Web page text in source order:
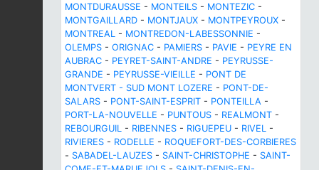
MONTDURAUSSE - MONTEILS - MONTEZIC -
MONTGAILLARD - MONTJAUX - MONTPEYROUX -
MONTREAL - MONTREDON-LABESSONNIE -
OLEMPS - ORIGNAC - PAMIERS - PAVIE - PEYRE EN
AUBRAC - PEYRET-SAINT-ANDRE - PEYRUSSE-
GRANDE - PEYRUSSE-VIEILLE - PONT DE
MONTVERT - SUD MONT LOZERE - PONT-DE-
SALARS - PONT-SAINT-ESPRIT - PONTEILLA -
PORT-LA-NOUVELLE - PUNTOUS - REALMONT -
REBOURGUIL - RIBENNES - RIGUEPEU - RIVEL -
RIVIERES - RODELLE - ROQUEFORT-DES-CORBIERES
- SABADEL-LAUZES - SAINT-CHRISTOPHE - SAINT-